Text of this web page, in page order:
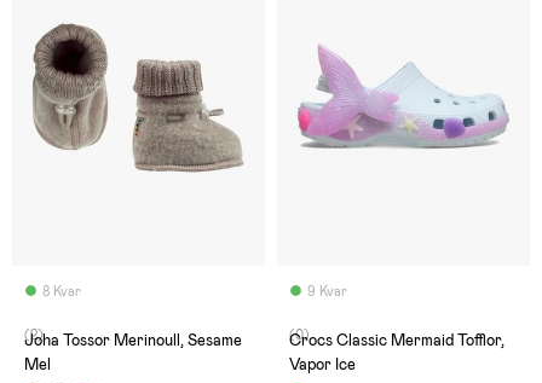
8 Kvar
(2)
Joha Tossor Merinoull, Sesame
Mel
9 Kvar
(0)
Crocs Classic Mermaid Tofflor,
Vapor Ice